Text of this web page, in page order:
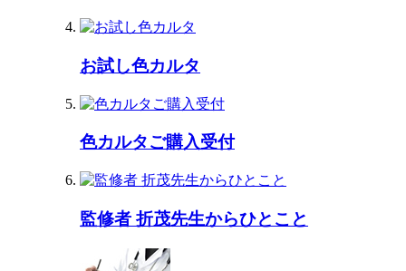
お試し色カルタ
色カルタご購入受付
監修者 折茂先生からひとこと